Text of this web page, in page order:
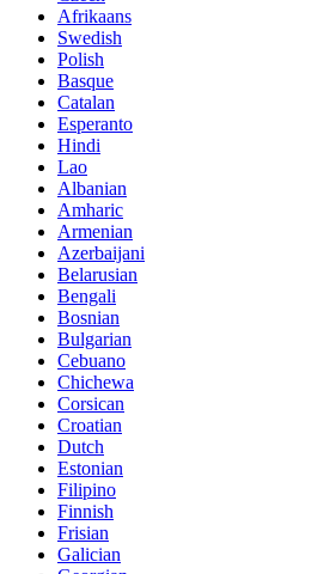
Afrikaans
Swedish
Polish
Basque
Catalan
Esperanto
Hindi
Lao
Albanian
Amharic
Armenian
Azerbaijani
Belarusian
Bengali
Bosnian
Bulgarian
Cebuano
Chichewa
Corsican
Croatian
Dutch
Estonian
Filipino
Finnish
Frisian
Galician